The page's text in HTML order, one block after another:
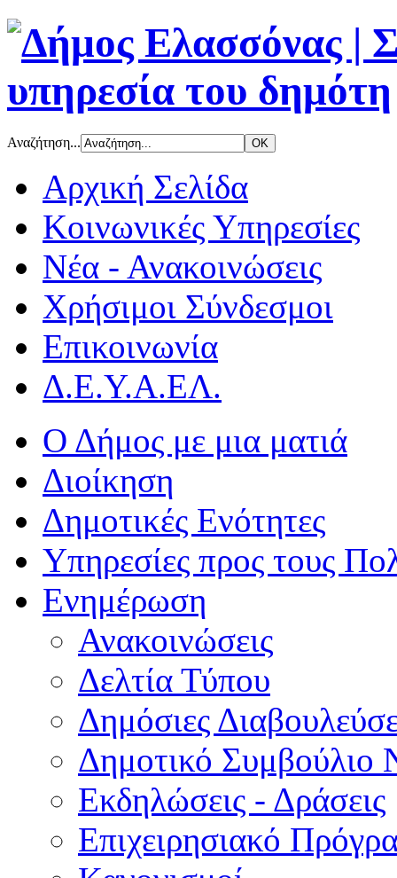
Αναζήτηση...
Αρχική Σελίδα
Κοινωνικές Υπηρεσίες
Νέα - Ανακοινώσεις
Χρήσιμοι Σύνδεσμοι
Επικοινωνία
Δ.Ε.Υ.Α.ΕΛ.
Ο Δήμος με μια ματιά
Διοίκηση
Δημοτικές Ενότητες
Υπηρεσίες προς τους
Ενημέρωση
Ανακοινώσεις
Δελτία Τύπου
Δημόσιες
Δημοτικό Συμβούλιο
Εκδηλώσεις - Δράσεις
Επιχειρησιακό